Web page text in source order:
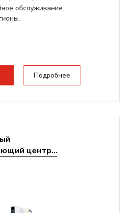
обслуживание.
Подробнее
центр...